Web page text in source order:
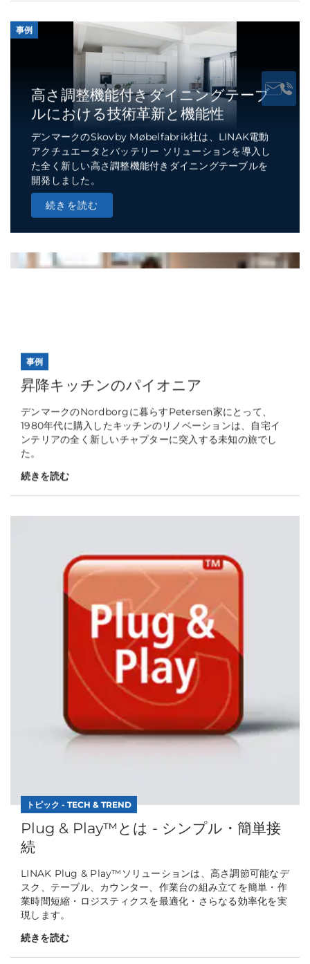
事例
高さ調整機能付きダイニングテーブ
ルにおける技術革新と機能性
デンマークのSkovby Møbelfabrik社は、LINAK電動
アクチュエータとバッテリー ソリューションを導入し
た全く新しい高さ調整機能付きダイニングテーブルを
開発しました。
続きを読む
事例
昇降キッチンのパイオニア
デンマークのNordborgに暮らすPetersen家にとって、
1980年代に購入したキッチンのリノベーションは、自宅イ
ンテリアの全く新しいチャプターに突入する未知の旅でし
た。
続きを読む
トピック - TECH & TREND
Plug & Play™とは - シンプル・簡単接
続
LINAK Plug & Play™ソリューションは、高さ調節可能なデ
スク、テーブル、カウンター、作業台の組み立てを簡単・作
業時間短縮・ロジスティクスを最適化・さらなる効率化を実
現します。
続きを読む